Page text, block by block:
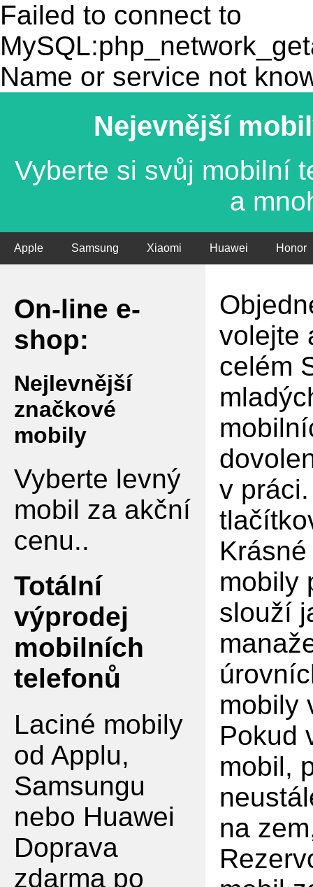
Failed to connect to
Name or service not
Nejevnější
Vyberte si svůj mobilní
a
Apple Samsung Xiaomi Huawei Honor
On-line e-
shop:
Nejlevnější
značkové
mobily
Vyberte levný
mobil za akční
cenu..
Totální
výprodej
mobilních
telefonů
Laciné mobily
od Applu,
Samsungu
nebo Huawei
Doprava
zdarma po
volejte
celém
v
mobily
slouží
mobily
Pokud
mobil,
na